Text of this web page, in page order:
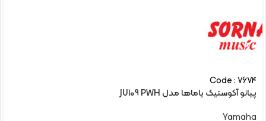
Code : 7674
پیانو آکوستیک یاماها مدل JU109 PWH
Yamaha